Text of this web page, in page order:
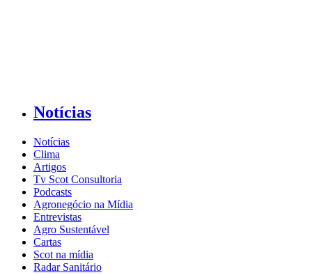
Notícias
Notícias
Clima
Artigos
Tv Scot Consultoria
Podcasts
Agronegócio na Mídia
Entrevistas
Agro Sustentável
Cartas
Scot na mídia
Radar Sanitário